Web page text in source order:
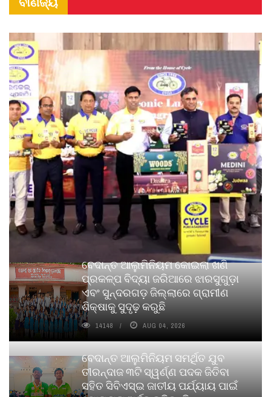
ବେଦାନ୍ତ ଆଲୁମିନିୟମ କୋଇଲା ଖଣି
ପ୍ରକଳ୍ପ ବିଦ୍ୟା ଜରିଆରେ ଝାରସୁଗୁଡ଼ା
ଏବଂ ସୁନ୍ଦରଗଡ଼ ଜିଲ୍ଲାରେ ଗ୍ରାମୀଣ
ଶିକ୍ଷାକୁ ସୁଦୃଢ଼ କରୁଛି
14148 AUG 04, 2026
ବେଦାନ୍ତ ଆଲୁମିନିୟମ ସମର୍ଥିତ ଯୁବ
ତୀରନ୍ଦାଜ ୩ଟି ସ୍ୱର୍ଣ୍ଣ ପଦକ ଜିତିବା
ସହିତ ସିବିଏସ୍ଇ ଜାତୀୟ ପର୍ଯ୍ୟାୟ ପାଇଁ